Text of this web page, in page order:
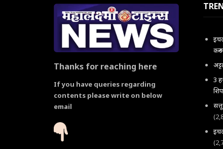
Thanks for reaching here
If you have queries regarding
contents please write on below
email
3